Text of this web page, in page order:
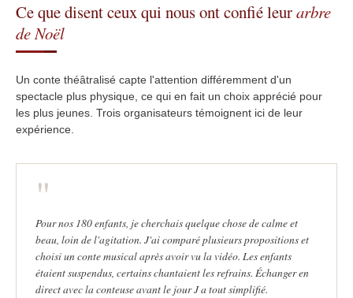
Ce que disent ceux qui nous ont confié leurarbre
de Noël
Un conte théâtralisé capte l'attention différemment d'un
spectacle plus physique, ce qui en fait un choix apprécié pour
les plus jeunes. Trois organisateurs témoignent ici de leur
expérience.
"
Pour nos 180 enfants, je cherchais quelque chose de calme et
beau, loin de l'agitation. J'ai comparé plusieurs propositions et
choisi un conte musical après avoir vu la vidéo. Les enfants
étaient suspendus, certains chantaient les refrains. Échanger en
direct avec la conteuse avant le jour J a tout simplifié.